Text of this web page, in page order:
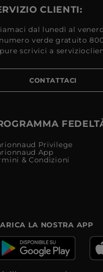
CLIENTI:
dal lunedì al
verde gratuito
scrivici a
CONTATTACI
Privilege
App
& Condizioni
LA NOSTRA APP